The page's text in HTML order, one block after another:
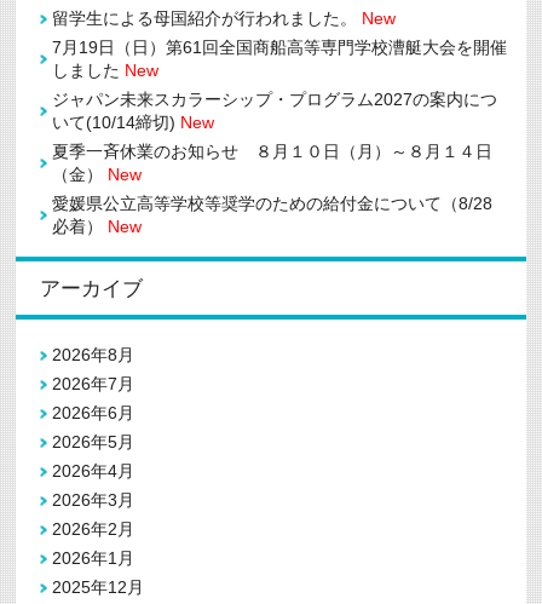
留学生による母国紹介が行われました。 New
7月19日（日）第61回全国商船高等専門学校漕艇大会を開催
しました New
ジャパン未来スカラーシップ・プログラム2027の案内につ
いて(10/14締切) New
夏季一斉休業のお知らせ ８月１０日（月）～８月１４日
（金） New
愛媛県公立高等学校等奨学のための給付金について（8/28
必着） New
アーカイブ
2026年8月
2026年7月
2026年6月
2026年5月
2026年4月
2026年3月
2026年2月
2026年1月
2025年12月